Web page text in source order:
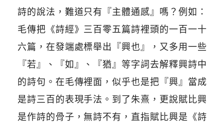
詩的說法，難道只有『主體通感』嗎？例如：
毛傳把《詩經》三百零五篇詩裡頭的一百一十
六篇，在發端處標舉出『興也』，又多用一些
『若』、『如』、『猶』等字詞去解釋興詩中
的詩句。在毛傳裡面，似乎也是把『興』當成
是詩三百的表現手法。到了朱熹，更說賦比興
是作詩的骨子，無詩不有，直指賦比興是《詩